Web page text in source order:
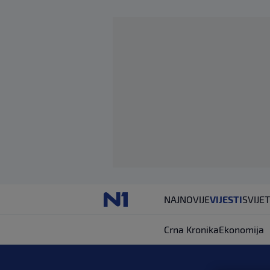
NAJNOVIJEVIJESTISVIJET
Crna KronikaEkonomija